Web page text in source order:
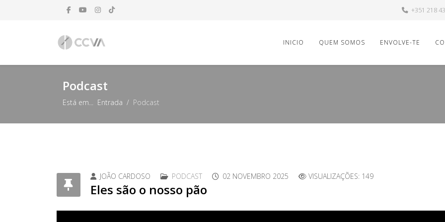
+351 218
INICIO QUEM SOMOS ENVOLVE-TE
Podcast
Está em... Entrada Podcast
JOÃO CARDOSO PODCAST 02 NOVEMBRO 2025 VISUALIZAÇÕES: 149
Eles são o nosso pão